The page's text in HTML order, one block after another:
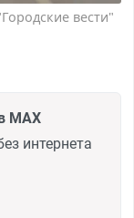
вести"
MAX
интернета